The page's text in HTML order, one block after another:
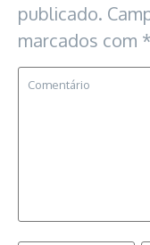
publicado.
marcados com *